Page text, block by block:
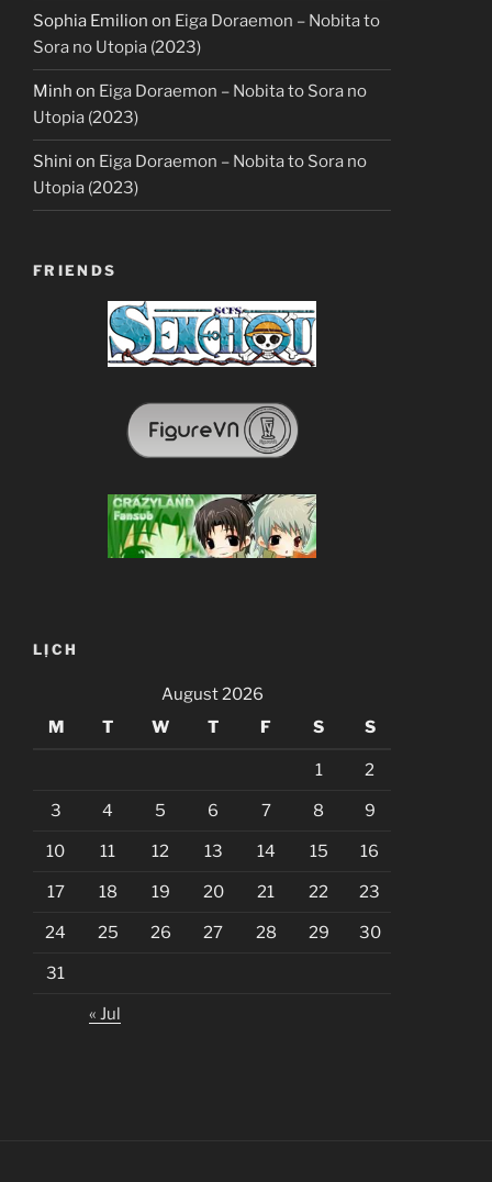
Sophia Emilion on Eiga Doraemon – Nobita to
Sora no Utopia (2023)
Minh on Eiga Doraemon – Nobita to Sora no
Utopia (2023)
Shini on Eiga Doraemon – Nobita to Sora no
Utopia (2023)
FRIENDS
LỊCH
August 2026
M
T W T F S S
1 2
3 4 5 6 7 8 9
10 11 12 13 14 15 16
17 18 19 20 21 22 23
24 25 26 27 28 29 30
31
« Jul